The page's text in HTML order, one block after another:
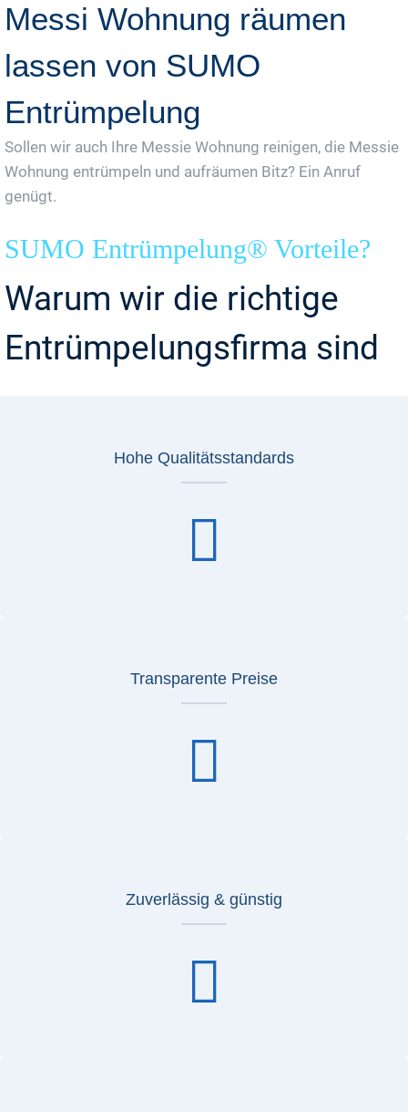
Messi Wohnung räumen
lassen von SUMO
Entrümpelung
Sollen wir auch Ihre Messie Wohnung reinigen, die Messie
Wohnung entrümpeln und aufräumen Bitz? Ein Anruf
genügt.
SUMO Entrümpelung® Vorteile?
Warum wir die richtige
Entrümpelungsfirma sind
Hohe Qualitätsstandards
Transparente Preise
Zuverlässig & günstig